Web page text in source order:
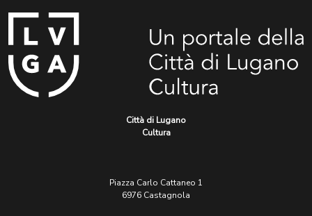
Città di Lugano
Cultura
Piazza Carlo Cattaneo 1
6976 Castagnola